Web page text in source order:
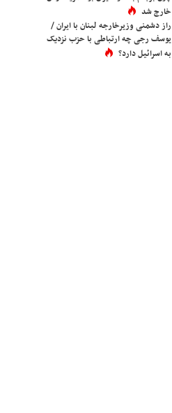
خارج شد
راز دشمنی وزیرخارجه لبنان با ایران /
یوسف رجی چه ارتباطی با حزب نزدیک
به اسرائیل دارد؟